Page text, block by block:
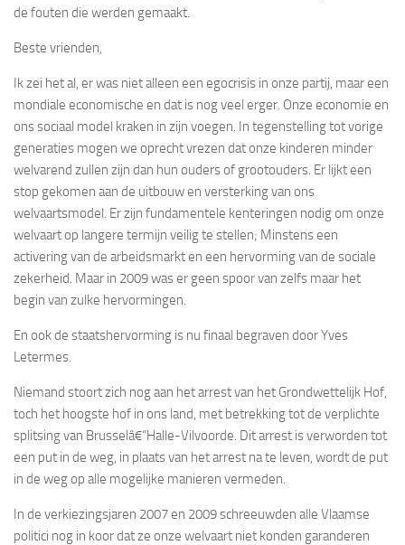
de fouten die werden gemaakt.
Beste vrienden,
Ik zei het al, er was niet alleen een egocrisis in onze partij, maar een
mondiale economische en dat is nog veel erger. Onze economie en
ons sociaal model kraken in zijn voegen. In tegenstelling tot vorige
generaties mogen we oprecht vrezen dat onze kinderen minder
welvarend zullen zijn dan hun ouders of grootouders. Er lijkt een
stop gekomen aan de uitbouw en versterking van ons
welvaartsmodel. Er zijn fundamentele kenteringen nodig om onze
welvaart op langere termijn veilig te stellen; Minstens een
activering van de arbeidsmarkt en een hervorming van de sociale
zekerheid. Maar in 2009 was er geen spoor van zelfs maar het
begin van zulke hervormingen.
En ook de staatshervorming is nu finaal begraven door Yves
Letermes.
Niemand stoort zich nog aan het arrest van het Grondwettelijk Hof,
toch het hoogste hof in ons land, met betrekking tot de verplichte
splitsing van Brusselâ€“Halle-Vilvoorde. Dit arrest is verworden tot
een put in de weg, in plaats van het arrest na te leven, wordt de put
in de weg op alle mogelijke manieren vermeden.
In de verkiezingsjaren 2007 en 2009 schreeuwden alle Vlaamse
politici nog in koor dat ze onze welvaart niet konden garanderen